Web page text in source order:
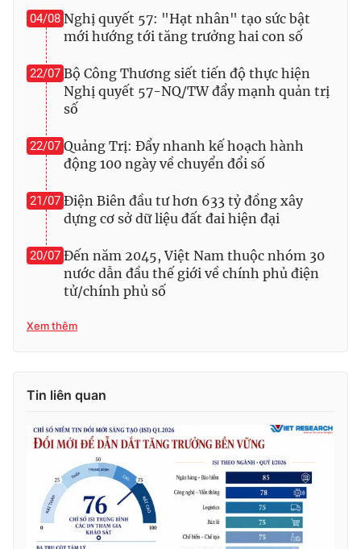
04/08 Nghị quyết 57: "Hạt nhân" tạo sức bật
mới hướng tới tăng trưởng hai con số
22/07 Bộ Công Thương siết tiến độ thực hiện
Nghị quyết 57-NQ/TW đẩy mạnh quản trị
số
22/07 Quảng Trị: Đẩy nhanh kế hoạch hành
động 100 ngày về chuyển đổi số
21/07 Điện Biên đầu tư hơn 633 tỷ đồng xây
dựng cơ sở dữ liệu đất đai hiện đại
20/07 Đến năm 2045, Việt Nam thuộc nhóm 30
nước dẫn đầu thế giới về chính phủ điện
tử/chính phủ số
Xem thêm
Tin liên quan